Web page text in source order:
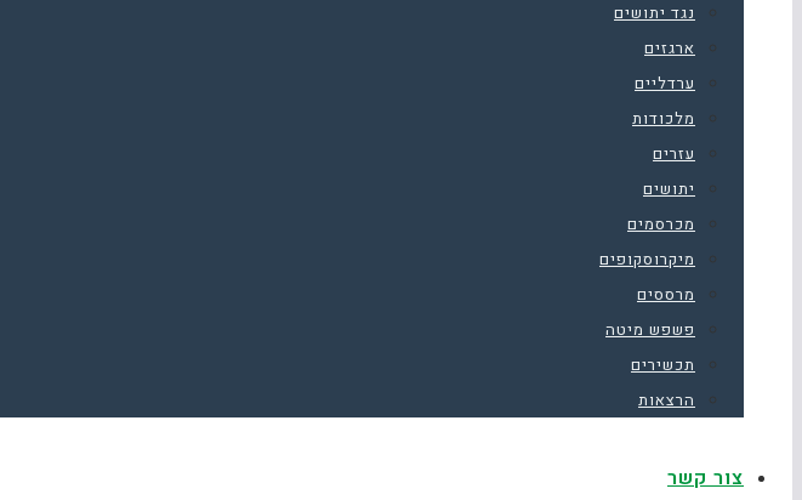
נגד יתושים
ארגזים
ערדליים
מלכודות
עזרים
יתושים
מכרסמים
מיקרוסקופים
מרססים
פשפש מיטה
תכשירים
הרצאות
צור קשר